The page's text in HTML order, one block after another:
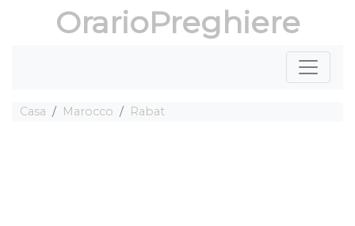
OrarioPreghiere
Casa Marocco Rabat